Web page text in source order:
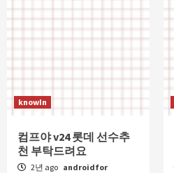
knowIn
컴프야 v24 롯데 선수추
천 부탁드려요
2년 ago androidfor